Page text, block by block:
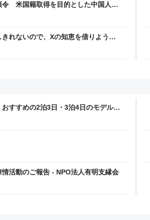
令 米国籍取得を目的とした中国人ら
れないので、Xの知恵を借りようと
にした
すすめの2泊3日・3泊4日のモデルコ
活動のご報告 - NPO法人有明支縁会